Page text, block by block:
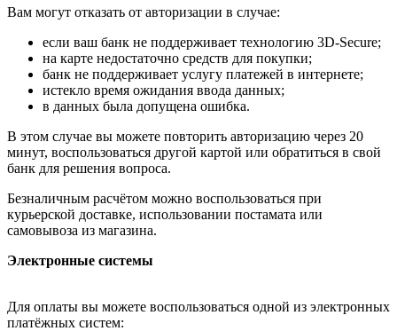
Вам могут отказать от авторизации в случае:
если ваш банк не поддерживает технологию 3D-Secure;
на карте недостаточно средств для покупки;
банк не поддерживает услугу платежей в интернете;
истекло время ожидания ввода данных;
в данных была допущена ошибка.
В этом случае вы можете повторить авторизацию через 20
минут, воспользоваться другой картой или обратиться в свой
банк для решения вопроса.
Безналичным расчётом можно воспользоваться при
курьерской доставке, использовании постамата или
самовывоза из магазина.
Электронные системы
Для оплаты вы можете воспользоваться одной из электронных
платёжных систем: